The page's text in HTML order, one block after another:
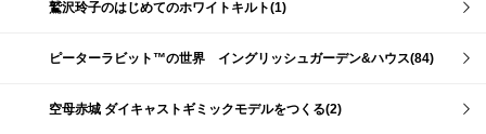
鷲沢玲子のはじめてのホワイトキルト(1)
ピーターラビット™の世界 イングリッシュガーデン&ハウス(84)
空母赤城 ダイキャストギミックモデルをつくる(2)